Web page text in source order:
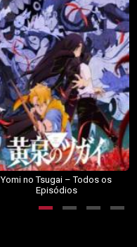
Yomi no Tsugai – Todos os
Episódios